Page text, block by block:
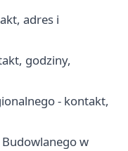
adres i
godziny,
- kontakt,
w